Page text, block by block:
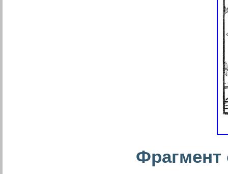
Фрагмент